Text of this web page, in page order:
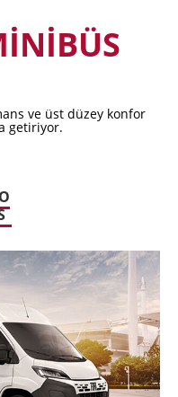
ve üst düzey konfor
getiriyor.